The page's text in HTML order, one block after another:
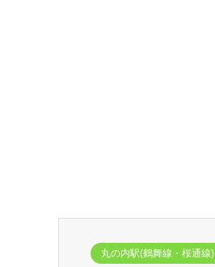
丸の内駅(鶴舞線・桜通線)